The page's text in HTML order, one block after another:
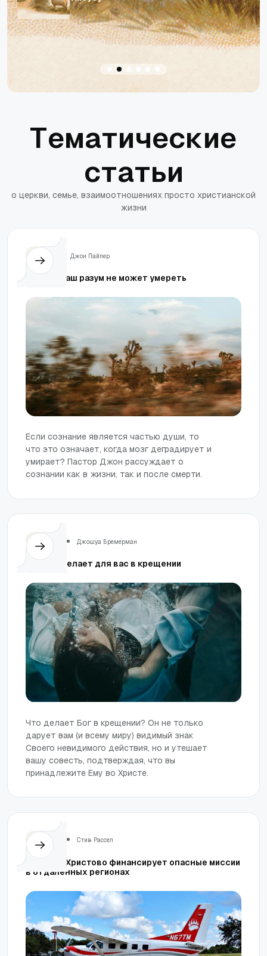
Тематические
статьи
о церкви, семье, взаимоотношениях просто христианской
жизни
Джон Пайпер
Почему ваш разум не может умереть
Если сознание является частью души, то
что это означает, когда мозг деградирует и
умирает? Пастор Джон рассуждает о
сознании как в жизни, так и после смерти.
Джошуа Бремерман
Что Бог делает для вас в крещении
Что делает Бог в крещении? Он не только
дарует вам (и всему миру) видимый знак
Своего невидимого действия, но и утешает
вашу совесть, подтверждая, что вы
принадлежите Ему во Христе.
Стив Рассел
Как Тело Христово финансирует опасные миссии
в отдаленных регионах